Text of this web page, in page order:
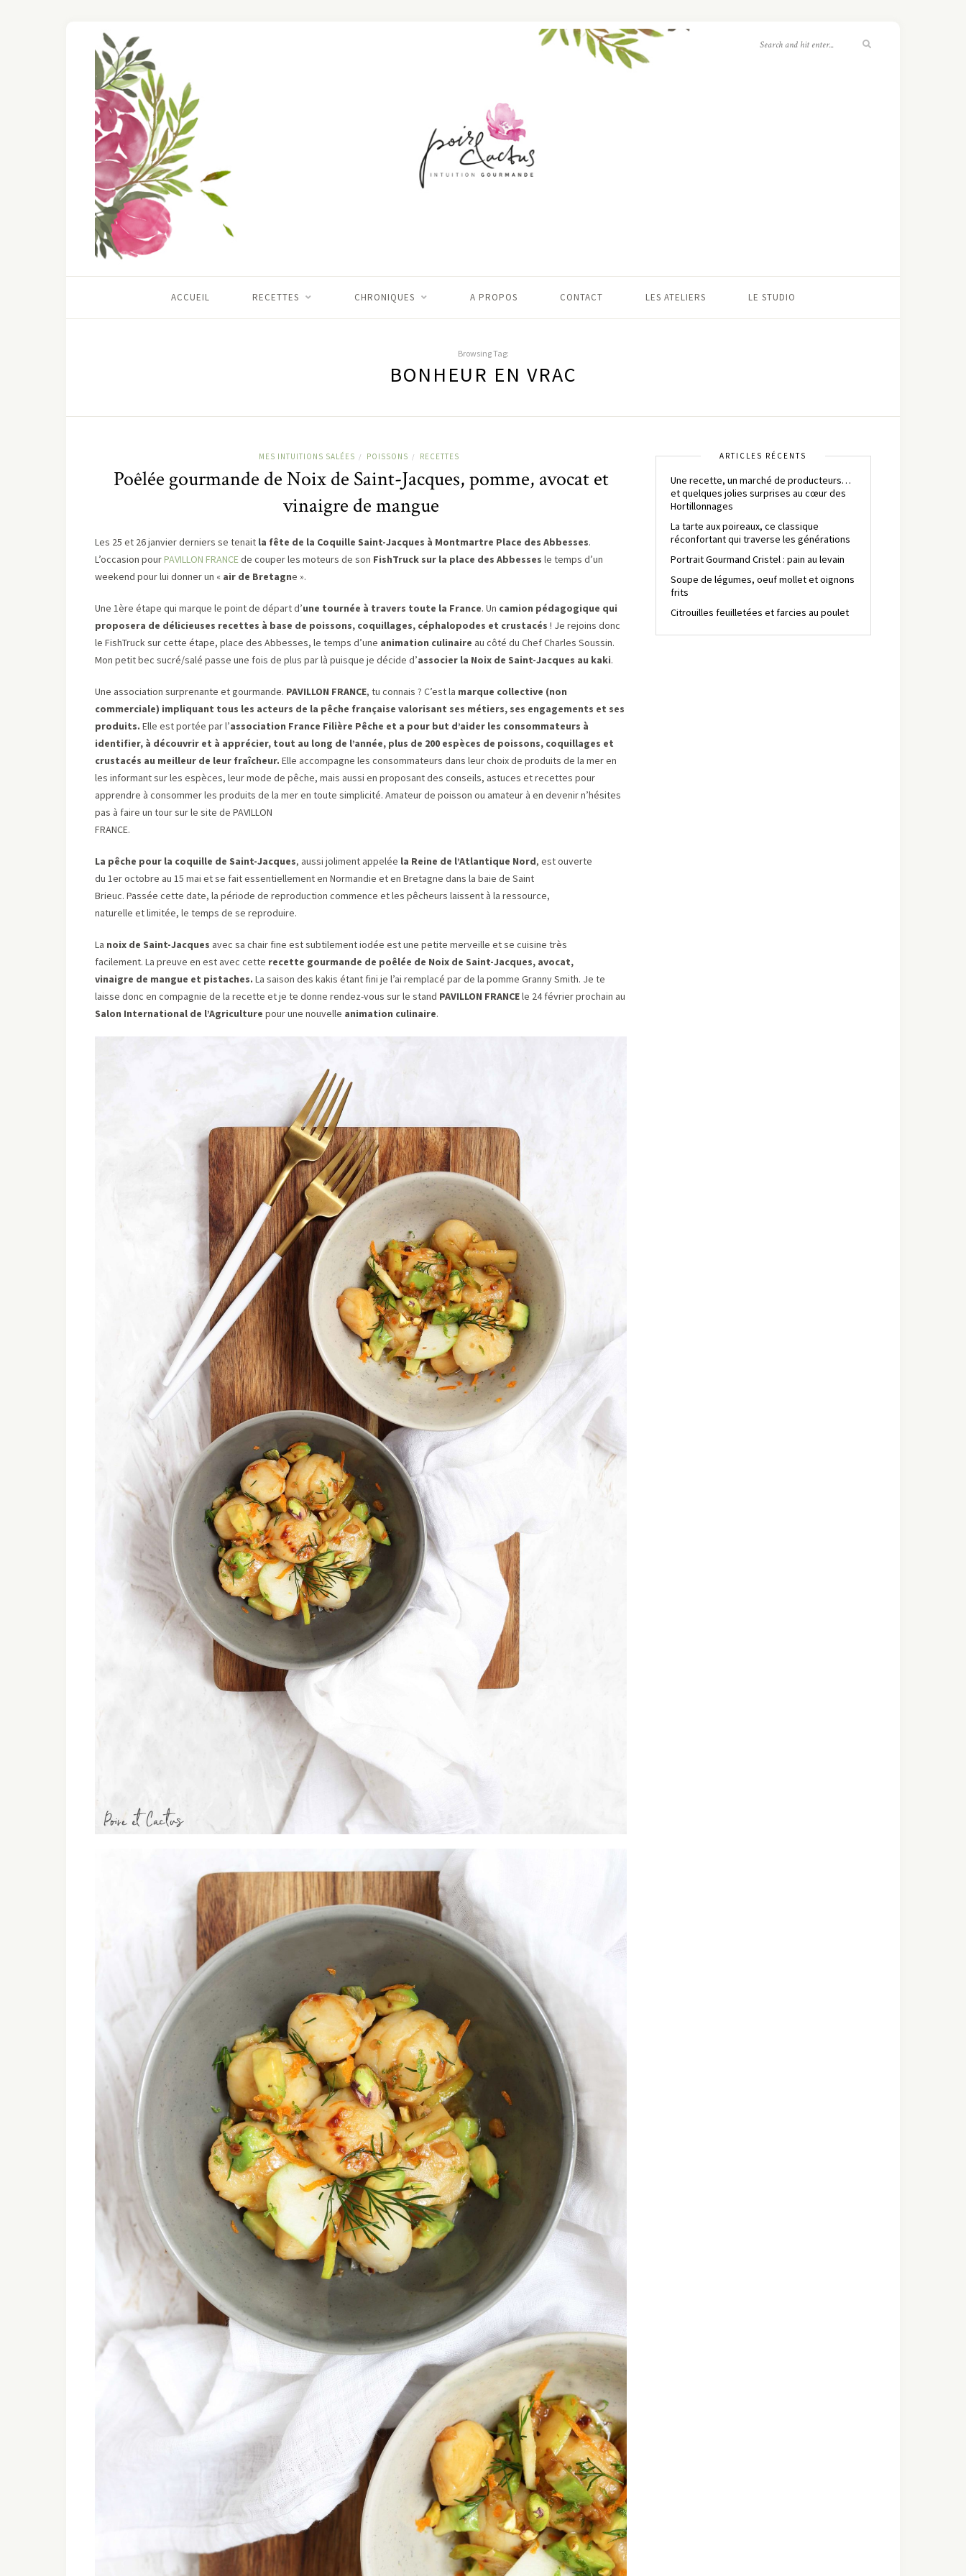
ACCUEIL RECETTES CHRONIQUES A PROPOS CONTACT LES ATELIERS LE STUDIO
Browsing Tag:
BONHEUR EN VRAC
MES INTUITIONS SALÉES / POISSONS / RECETTES
Poêlée gourmande de Noix de Saint-Jacques, pomme, avocat et
vinaigre de mangue
Les 25 et 26 janvier derniers se tenait la fête de la Coquille Saint-Jacques à Montmartre Place des Abbesses.
L’occasion pourPAVILLON FRANCE de couper les moteurs de son FishTruck sur la place des Abbesses le temps d’un
weekend pour lui donner un « air de Bretagne ».
Une 1ère étape qui marque le point de départ d’une tournée à travers toute la France. Un camion pédagogique qui
proposera de délicieuses recettes à base de poissons, coquillages, céphalopodes et crustacés ! Je rejoins donc
le FishTruck sur cette étape, place des Abbesses, le temps d’une animation culinaire au côté du Chef Charles Soussin.
Mon petit bec sucré/salé passe une fois de plus par là puisque je décide d’associer la Noix de Saint-Jacques au kaki.
Une association surprenante et gourmande. PAVILLON FRANCE, tu connais ? C’est la marque collective (non
commerciale) impliquant tous les acteurs de la pêche française valorisant ses métiers, ses engagements et ses
produits. Elle est portée par l’association France Filière Pêche et a pour but d’aider les consommateurs à
identifier, à découvrir et à apprécier, tout au long de l’année, plus de 200 espèces de poissons, coquillages et
crustacés au meilleur de leur fraîcheur. Elle accompagne les consommateurs dans leur choix de produits de la mer en
les informant sur les espèces, leur mode de pêche, mais aussi en proposant des conseils, astuces et recettes pour
apprendre à consommer les produits de la mer en toute simplicité. Amateur de poisson ou amateur à en devenir n’hésites
pas à faire un tour sur le site de PAVILLON
FRANCE.
La pêche pour la coquille de Saint-Jacques, aussi joliment appelée la Reine de l’Atlantique Nord, est ouverte
du 1er octobre au 15 mai et se fait essentiellement en Normandie et en Bretagne dans la baie de Saint
Brieuc. Passée cette date, la période de reproduction commence et les pêcheurs laissent à la ressource,
naturelle et limitée, le temps de se reproduire.
La noix de Saint-Jacques avec sa chair fine est subtilement iodée est une petite merveille et se cuisine très
facilement. La preuve en est avec cette recette gourmande de poêlée de Noix de Saint-Jacques, avocat,
vinaigre de mangue et pistaches. La saison des kakis étant fini je l’ai remplacé par de la pomme Granny Smith. Je te
laisse donc en compagnie de la recette et je te donne rendez-vous sur le stand PAVILLON FRANCEle 24 février prochain au
Salon International de l’Agriculture pour une nouvelle animation culinaire.
ARTICLES RÉCENTS
Une recette, un marché de producteurs…
et quelques jolies surprises au cœur des
Hortillonnages
La tarte aux poireaux, ce classique
réconfortant qui traverse les générations
Portrait Gourmand Cristel : pain au levain
Soupe de légumes, oeuf mollet et oignons
frits
Citrouilles feuilletées et farcies au poulet